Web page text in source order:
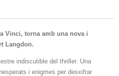
Vinci, torna amb una nova i
Langdon.
indiscutible del thriller. Una
i enigmes per desxifrar